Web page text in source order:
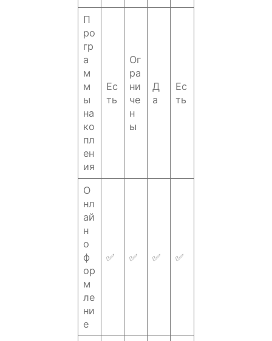
П
ро
гр
а
м
м
ы
на
ко
пл
ен
ия
Ес
ть
Ог
ра
ни
че
н
ы
Д
а
Ес
ть
О
нл
ай
н
о
ф
ор
м
ле
ни
е
✅ ✅ ✅ ✅